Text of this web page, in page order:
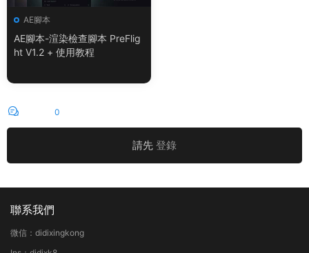
AE腳本
AE腳本-渲染檢查腳本 PreFlig
ht V1.2 + 使用教程
0
請先 登錄
聯系我們
微信：didixingkong